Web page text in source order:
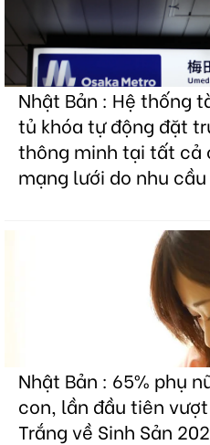
Nhật Bản : Hệ thống
tủ khóa tự động đặt
thông minh tại tất cả
mạng lưới do nhu
Nhật Bản : 65% phụ
con, lần đầu tiên
Trắng về Sinh Sản